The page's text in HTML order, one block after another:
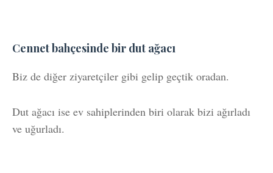
Cennet bahçesinde bir dut ağacı
Biz de diğer ziyaretçiler gibi gelip geçtik oradan.
Dut ağacı ise ev sahiplerinden biri olarak bizi ağırladı
ve uğurladı.